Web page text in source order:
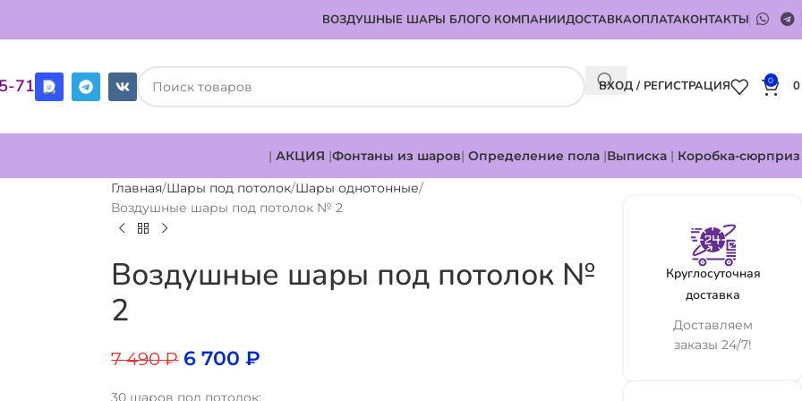
ВОЗДУШНЫЕ ШАРЫ БЛОГО КОМПАНИИДОСТАВКАОПЛАТАКОНТАКТЫ
71 ВХОД / РЕГИСТРАЦИЯ 0
| АКЦИЯ |Фонтаны из шаров| Определение пола |Выписка | Коробка-сюрприз
Главная Шары под потолок Шары однотонные
Воздушные шары под потолок № 2
Воздушные шары под потолок №
2
7 490₽ 6 700₽
30 шаров под потолок:
Круглосуточная
доставка
Доставляем
заказы 24/7!